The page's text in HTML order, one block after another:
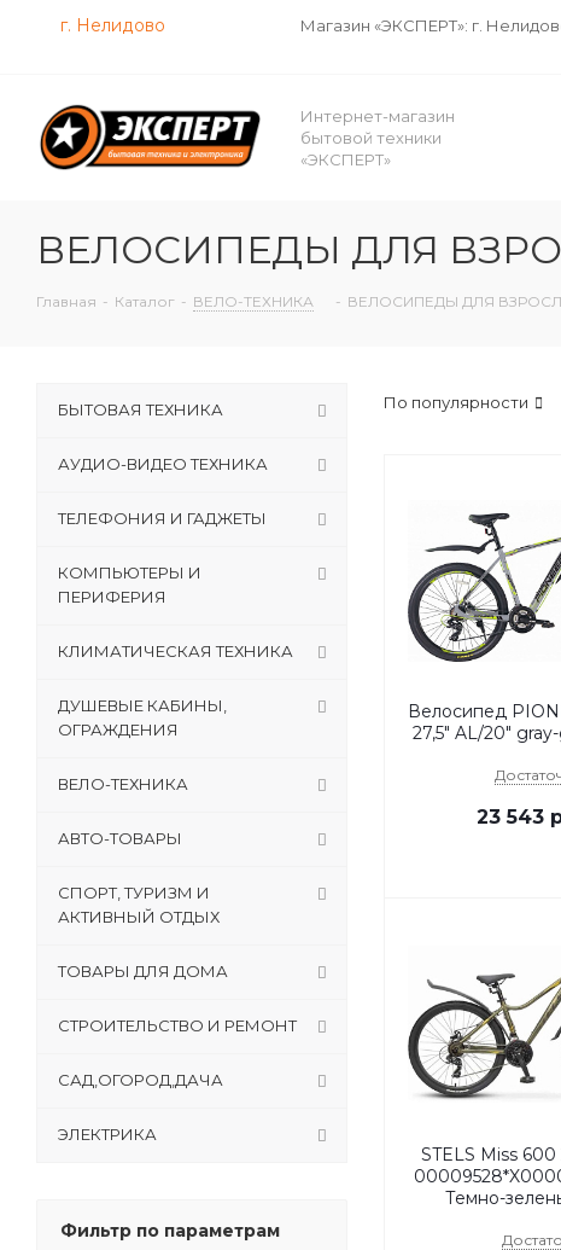
г. Нелидово Магазин «ЭКСПЕРТ»: г.
Интернет-магазин
бытовой техники
«ЭКСПЕРТ»
ВЕЛОСИПЕДЫ ДЛЯ
Главная - Каталог - ВЕЛО-ТЕХНИКА - ВЕЛОСИПЕДЫ ДЛЯ
По популярности
Велосипед
27,5" AL/20"
23 543
STELS Miss
Темно-
БЫТОВАЯ ТЕХНИКА
АУДИО-ВИДЕО ТЕХНИКА
ТЕЛЕФОНИЯ И ГАДЖЕТЫ
КОМПЬЮТЕРЫ И
ПЕРИФЕРИЯ
КЛИМАТИЧЕСКАЯ ТЕХНИКА
ДУШЕВЫЕ КАБИНЫ,
ОГРАЖДЕНИЯ
ВЕЛО-ТЕХНИКА
АВТО-ТОВАРЫ
СПОРТ, ТУРИЗМ И
АКТИВНЫЙ ОТДЫХ
ТОВАРЫ ДЛЯ ДОМА
СТРОИТЕЛЬСТВО И РЕМОНТ
САД,ОГОРОД,ДАЧА
ЭЛЕКТРИКА
Фильтр по параметрам